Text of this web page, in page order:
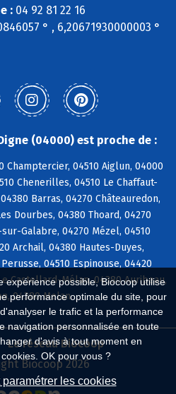
expérience possible, Biocoop utilise
performance optimale du site, pour
le trafic et la performance
navigation personnalisée en toute
d'avis à tout moment en
OK pour vous ?
les cookies
: 04 92 81 22 16
° , 6,20671930000003 °
(04000) est proche de :
Champtercier, 04510 Aiglun, 04000
Chenerilles, 04510 Le Chaffaut-
Barras, 04270 Châteauredon,
Dourbes, 04380 Thoard, 04270
Galabre, 04270 Mézel, 04510
Archail, 04380 Hautes-Duyes,
04510 Espinouse, 04420
Castellard-Mélan, 04380 Auribeau,
04380 Melan
Le réseau Biocoop
Biocoop 2026